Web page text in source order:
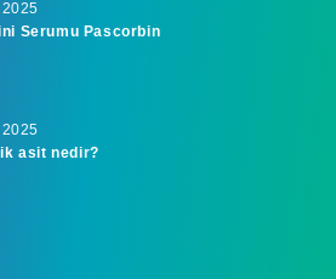
2025
Serumu Pascorbin
2025
asit nedir?